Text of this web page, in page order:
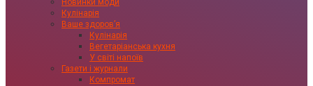
Новинки моди
Кулінарія
Ваше здоровʼя
Кулінарія
Вегетаріанська кухня
У світі напоїв
Газети і журнали
Компромат